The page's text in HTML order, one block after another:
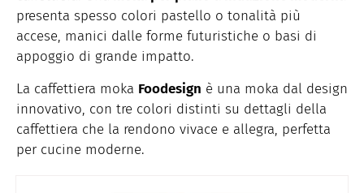
presenta spesso colori pastello o tonalità più
accese, manici dalle forme futuristiche o basi di
appoggio di grande impatto.
La caffettiera moka Foodesign è una moka dal design
innovativo, con tre colori distinti su dettagli della
caffettiera che la rendono vivace e allegra, perfetta
per cucine moderne.